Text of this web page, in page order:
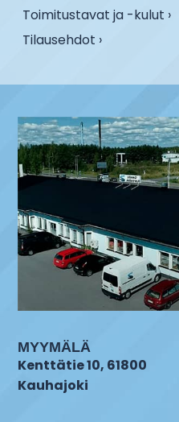
Toimitustavat ja -kulut ›
Tilausehdot ›
MYYMÄLÄ
Kenttätie 10, 61800
Kauhajoki